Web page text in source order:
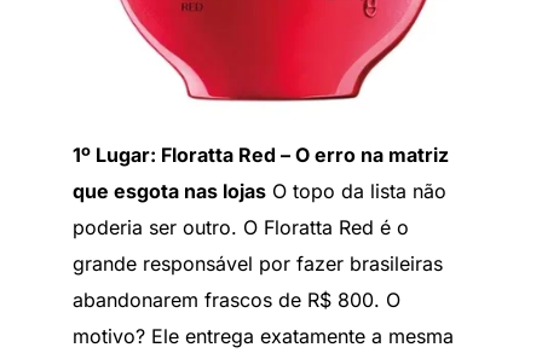
1º Lugar: Floratta Red – O erro na matriz
que esgota nas lojas O topo da lista não
poderia ser outro. O Floratta Red é o
grande responsável por fazer brasileiras
abandonarem frascos de R$ 800. O
motivo? Ele entrega exatamente a mesma